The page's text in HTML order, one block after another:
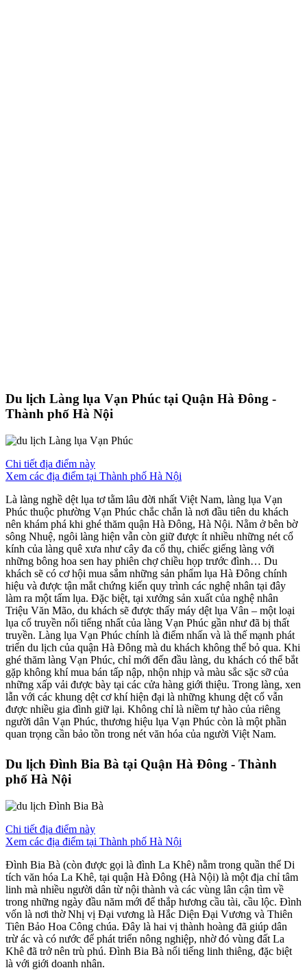
Du lịch Làng lụa Vạn Phúc tại Quận Hà Đông -
Thành phố Hà Nội
Chi tiết địa điểm này
Xem các địa điểm tại Thành phố Hà Nội
Là làng nghề dệt lụa tơ tằm lâu đời nhất Việt Nam, làng lụa Vạn
Phúc thuộc phường Vạn Phúc chắc chắn là nơi đầu tiên du khách
nên khám phá khi ghé thăm quận Hà Đông, Hà Nội. Nằm ở bên bờ
sông Nhuệ, ngôi làng hiện vẫn còn giữ được ít nhiều những nét cổ
kính của làng quê xưa như cây đa cổ thụ, chiếc giếng làng với
những bông hoa sen hay phiên chợ chiều họp trước đình… Du
khách sẽ có cơ hội mua sắm những sản phẩm lụa Hà Đông chính
hiệu và được tận mắt chứng kiến quy trình các nghệ nhân tại đây
làm ra một tấm lụa. Đặc biệt, tại xưởng sản xuất của nghệ nhân
Triệu Văn Mão, du khách sẽ được thấy máy dệt lụa Vân – một loại
lụa cổ truyền nổi tiếng nhất của làng Vạn Phúc gần như đã bị thất
truyền. Làng lụa Vạn Phúc chính là điểm nhấn và là thế mạnh phát
triển du lịch của quận Hà Đông mà du khách không thể bỏ qua. Khi
ghé thăm làng Vạn Phúc, chỉ mới đến đầu làng, du khách có thể bắt
gặp không khí mua bán tấp nập, nhộn nhịp và màu sắc sặc sỡ của
những xấp vải được bày tại các cửa hàng giới thiệu. Trong làng, xen
lẫn với các khung dệt cơ khí hiện đại là những khung dệt cổ vẫn
được nhiều gia đình giữ lại. Không chỉ là niềm tự hào của riêng
người dân Vạn Phúc, thương hiệu lụa Vạn Phúc còn là một phần
quan trọng cần bảo tồn trong nét văn hóa của người Việt Nam.
Du lịch Đình Bia Bà tại Quận Hà Đông - Thành
phố Hà Nội
Chi tiết địa điểm này
Xem các địa điểm tại Thành phố Hà Nội
Đình Bia Bà (còn được gọi là đình La Khê) nằm trong quần thể Di
tích văn hóa La Khê, tại quận Hà Đông (Hà Nội) là một địa chỉ tâm
linh mà nhiều người dân từ nội thành và các vùng lân cận tìm về
trong những ngày đầu năm mới để thắp hương cầu tài, cầu lộc. Đình
vốn là nơi thờ Nhị vị Đại vương là Hắc Diện Đại Vương và Thiên
Tiên Bảo Hoa Công chúa. Đây là hai vị thành hoàng đã giúp dân
trừ ác và có nước để phát triển nông nghiệp, nhờ đó vùng đất La
Khê đã trở nên trù phú. Đình Bia Bà nổi tiếng linh thiêng, đặc biệt
là với giới doanh nhân.